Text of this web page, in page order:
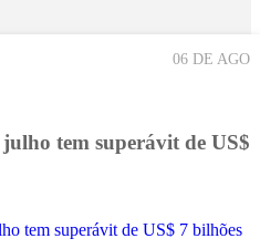
06 DE AGO
tem superávit de US$